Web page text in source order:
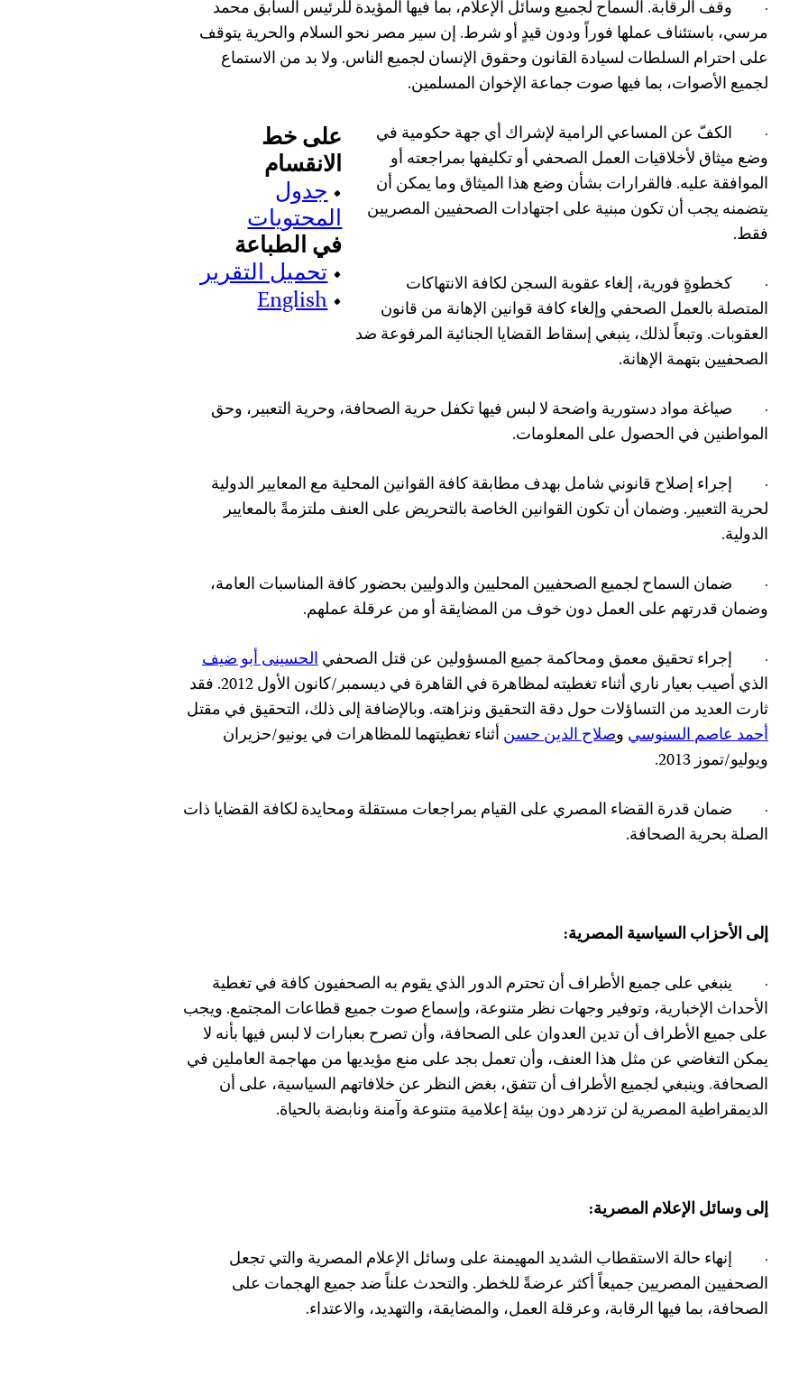
·
وقف الرقابة. السماح لجميع وسائل الإعلام، بما فيها المؤيدة للرئيس السابق محمد
مرسي، باستئناف عملها فوراً ودون قيدٍ أو شرط. إن سير مصر نحو السلام والحرية يتوقف
على احترام السلطات لسيادة القانون وحقوق الإنسان لجميع الناس. ولا بد من الاستماع
لجميع الأصوات، بما فيها صوت جماعة الإخوان المسلمين.
على خط
الانقسام
•جدول
المحتويات
في الطباعة
•تحميل التقرير
•
English
·
الكفّ عن المساعي الرامية لإشراك أي جهة حكومية في
وضع ميثاق لأخلاقيات العمل الصحفي أو تكليفها بمراجعته أو
الموافقة عليه. فالقرارات بشأن وضع هذا الميثاق وما يمكن أن
يتضمنه يجب أن تكون مبنية على اجتهادات الصحفيين المصريين
فقط.
·
كخطوةٍ فورية، إلغاء عقوبة السجن لكافة الانتهاكات
المتصلة بالعمل الصحفي وإلغاء كافة قوانين الإهانة من قانون
العقوبات. وتبعاً لذلك، ينبغي إسقاط القضايا الجنائية المرفوعة ضد
الصحفيين بتهمة الإهانة.
·
صياغة مواد دستورية واضحة لا لبس فيها تكفل حرية الصحافة، وحرية التعبير، وحق
المواطنين في الحصول على المعلومات.
·
إجراء إصلاح قانوني شامل بهدف مطابقة كافة القوانين المحلية مع المعايير الدولية
لحرية التعبير. وضمان أن تكون القوانين الخاصة بالتحريض على العنف ملتزمةً بالمعايير
الدولية.
·
ضمان السماح لجميع الصحفيين المحليين والدوليين بحضور كافة المناسبات العامة،
وضمان قدرتهم على العمل دون خوف من المضايقة أو من عرقلة عملهم.
·
إجراء تحقيق معمق ومحاكمة جميع المسؤولين عن قتل الصحفيالحسينى أبو ضيف
الذي أصيب بعيار ناري أثناء تغطيته لمظاهرة في القاهرة في ديسمبر/كانون الأول 2012. فقد
ثارت العديد من التساؤلات حول دقة التحقيق ونزاهته. وبالإضافة إلى ذلك، التحقيق في مقتل
أحمد عاصمالسنوسي وصلاح الدين حسن أثناء تغطيتهما للمظاهرات في يونيو/حزيران
ويوليو/تموز 2013.
·
ضمان قدرة القضاء المصري على القيام بمراجعات مستقلة ومحايدة لكافة القضايا ذات
الصلة بحرية الصحافة.
إلى الأحزاب السياسية المصرية:
·
ينبغي على جميع الأطراف أن تحترم الدور الذي يقوم به الصحفيون كافة في تغطية
الأحداث الإخبارية، وتوفير وجهات نظر متنوعة، وإسماع صوت جميع قطاعات المجتمع. ويجب
على جميع الأطراف أن تدين العدوان على الصحافة، وأن تصرح بعبارات لا لبس فيها بأنه لا
يمكن التغاضي عن مثل هذا العنف، وأن تعمل بجد على منع مؤيديها من مهاجمة العاملين في
الصحافة. وينبغي لجميع الأطراف أن تتفق، بغض النظر عن خلافاتهم السياسية، على أن
الديمقراطية المصرية لن تزدهر دون بيئة إعلامية متنوعة وآمنة ونابضة بالحياة.
إلى وسائل الإعلام المصرية:
·
إنهاء حالة الاستقطاب الشديد المهيمنة على وسائل الإعلام المصرية والتي تجعل
الصحفيين المصريين جميعاً أكثر عرضةً للخطر. والتحدث علناً ضد جميع الهجمات على
الصحافة، بما فيها الرقابة، وعرقلة العمل، والمضايقة، والتهديد، والاعتداء.